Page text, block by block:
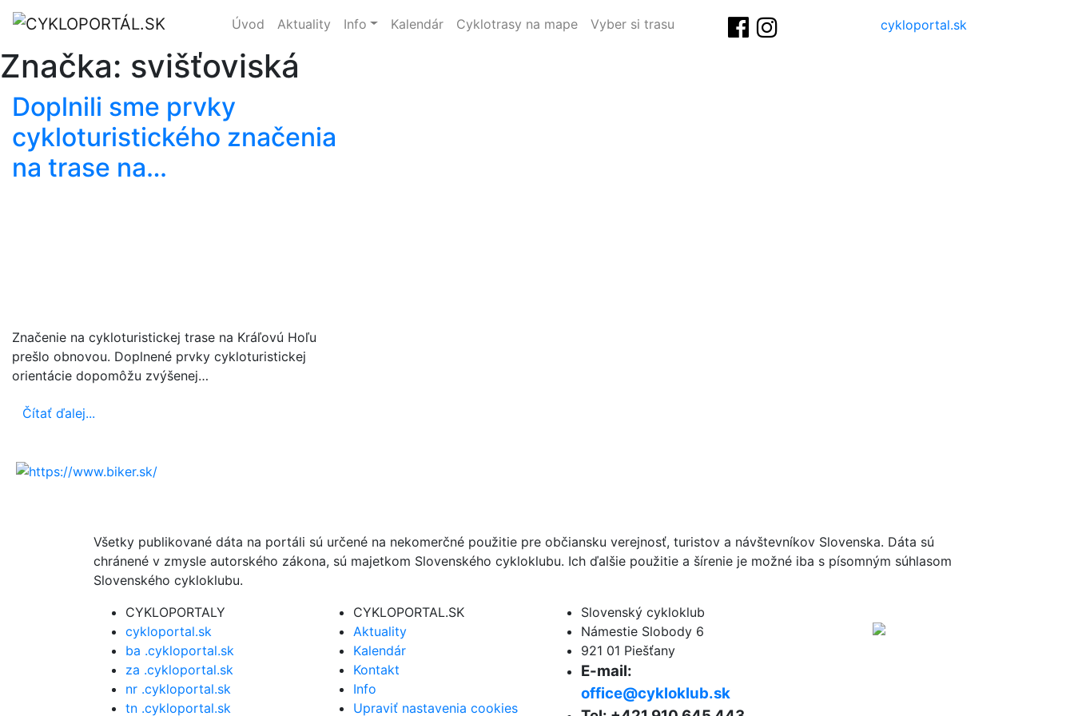
Úvod Aktuality Info Kalendár Cyklotrasy na mape Vyber si trasu cykloportal.sk
Značka: svišťoviská
Doplnili sme prvky
cykloturistického značenia
na trase na…
Značenie na cykloturistickej trase na Kráľovú Hoľu
prešlo obnovou. Doplnené prvky cykloturistickej
orientácie dopomôžu zvýšenej…
Čítať ďalej...
Všetky publikované dáta na portáli sú určené na nekomerčné použitie pre občiansku verejnosť, turistov a návštevníkov Slovenska. Dáta sú
chránené v zmysle autorského zákona, sú majetkom Slovenského cykloklubu. Ich ďalšie použitie a šírenie je možné iba s písomným súhlasom
Slovenského cykloklubu.
CYKLOPORTALY
cykloportal.sk
ba .cykloportal.sk
za .cykloportal.sk
nr .cykloportal.sk
tn .cykloportal.sk
CYKLOPORTAL.SK
Aktuality
Kalendár
Kontakt
Info
Upraviť nastavenia cookies
Slovenský cykloklub
Námestie Slobody 6
921 01 Piešťany
E-mail:
office@cykloklub.sk